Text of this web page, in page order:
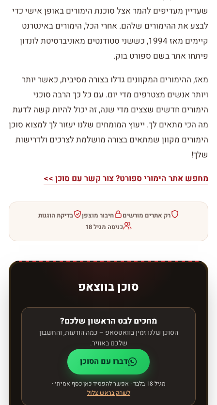
שעדיין מעדיפים להמר אצל סוכנת הימורים באופן אישי כדי
לבצע את ההימורים שלהם. אחרי הכל, הימורים באינטרנט
קיימים מאז 1994, כששני סטודנטים מאוניברסיטת לונדון
פיתחו אתר בשם ספורט בוק.
מאז, ההימורים המקוונים גדלו בצורה מסיבית, כאשר יותר
ויותר אנשים מצטרפים מדי יום. עם כל כך הרבה סוכני
הימורים חדשים שצצים מדי שנה, זה יכול להיות קשה לדעת
מה הכי מתאים לך. ייעוץ המומחים שלנו יעזור לך למצוא סוכן
הימורים מקוון שמתאים בצורה מושלמת לצרכים ולדרישות
שלך!
מחפש אתר הימורי ספורט? צור קשר עם סוכן >>
רק אתרים מורשים חיבור מוצפן
בדיקת הוגנות
כניסה מגיל 18
סוכן בווצאפ
מחכים לבט הראשון שלכם?
הסוכן שלנו זמין בוואטסאפ – כמה הודעות, והחשבון
שלכם באוויר.
דברו עם הסוכן
מגיל 18 בלבד · אפשר להפסיד כאן כסף אמיתי ·
לשחק בראש צלול